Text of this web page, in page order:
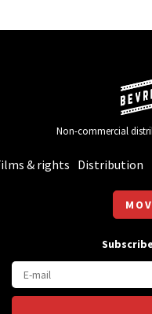
Non-commercial
& rights Distribution